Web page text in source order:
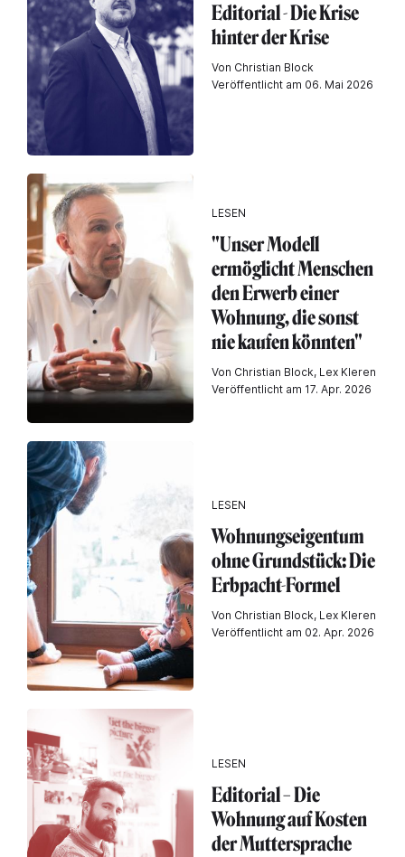
Editorial - Die Krise
hinter der Krise
Von Christian Block
Veröffentlicht am 06. Mai 2026
LESEN
"Unser Modell
ermöglicht Menschen
den Erwerb einer
Wohnung, die sonst
nie kaufen könnten"
Von Christian Block, Lex Kleren
Veröffentlicht am 17. Apr. 2026
LESEN
Wohnungseigentum
ohne Grundstück: Die
Erbpacht-Formel
Von Christian Block, Lex Kleren
Veröffentlicht am 02. Apr. 2026
LESEN
Editorial – Die
Wohnung auf Kosten
der Muttersprache